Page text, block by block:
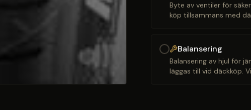
Byte av ventiler för
köp tillsammans med
Balansering
Balansering av hjul för
läggas till vid däckköp.